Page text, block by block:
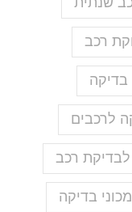
רכב
בדיקה
לרכבים
לבדיקת רכב
מכוני בדיקה